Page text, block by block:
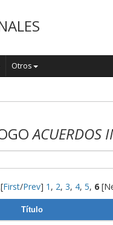
Otros
ACUERDOS
[First/Prev] 1 , 2, 3, 4, 5, 6
Título